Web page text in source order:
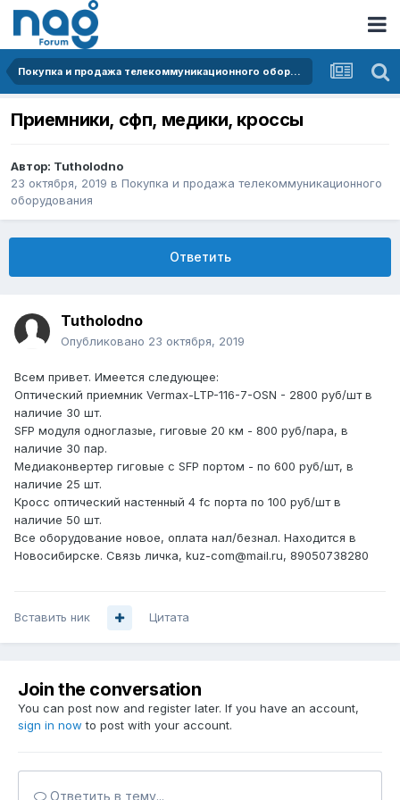
Покупка и продажа телекоммуникационного оборудования
Приемники, сфп, медики, кроссы
Автор: Tutholodno
23 октября, 2019 в Покупка и продажа телекоммуникационного
оборудования
Ответить
Tutholodno
Опубликовано 23 октября, 2019
Всем привет. Имеется следующее:
Оптический приемник Vermax-LTP-116-7-OSN - 2800 руб/шт в
наличие 30 шт.
SFP модуля одноглазые, гиговые 20 км - 800 руб/пара, в
наличие 30 пар.
Медиаконвертер гиговые с SFP портом - по 600 руб/шт, в
наличие 25 шт.
Кросс оптический настенный 4 fc порта по 100 руб/шт в
наличие 50 шт.
Все оборудование новое, оплата нал/безнал. Находится в
Новосибирске. Связь личка, kuz-com@mail.ru, 89050738280
Вставить ник Цитата
Join the conversation
You can post now and register later. If you have an account,
sign in now to post with your account.
Ответить в тему...